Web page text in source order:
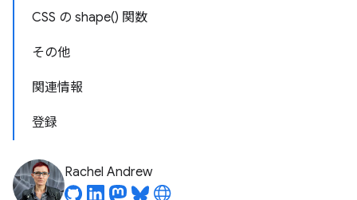
CSS の shape() 関数
その他
関連情報
登録
Rachel Andrew